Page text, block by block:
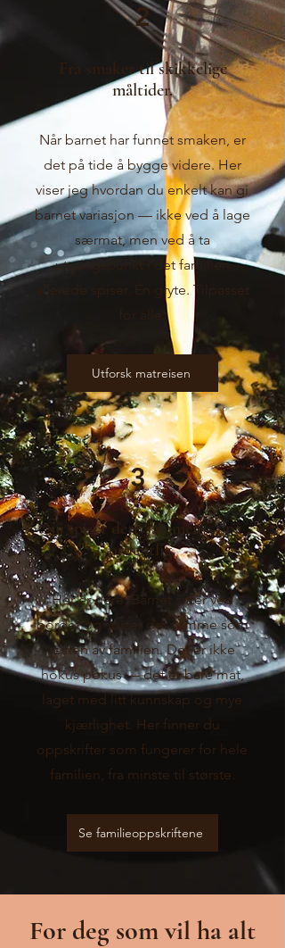
2
Fra smaker til skikkelige
måltider.
Når barnet har funnet smaken, er
det på tide å bygge videre. Her
viser jeg hvordan du enkelt kan gi
barnet variasjon — ikke ved å lage
særmat, men ved å ta
utgangspunkt i det familien
allerede spiser. Én gryte. Tilpasset
Utforsk matreisen
3
Nå spiser dere sammen — på
ordentlig.
Her er dere. Barnet sitter ved
bordet og spiser det samme som
resten av familien. Det er ikke
hokus pokus — det er bare mat,
laget med litt kunnskap og mye
kjærlighet. Her finner du
oppskrifter som fungerer for hele
familien, fra minste til største.
Se familieoppskriftene
For deg som vil ha alt